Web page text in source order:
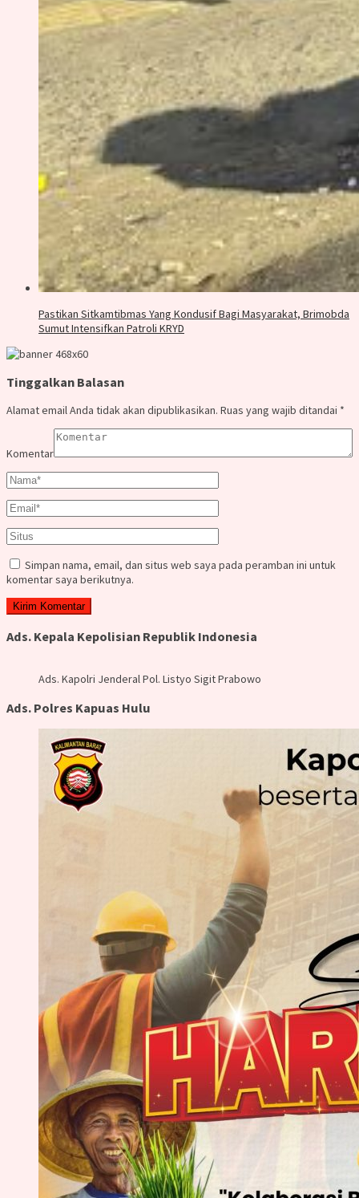
Pastikan Sitkamtibmas Yang Kondusif Bagi Masyarakat, Brimobda
Sumut Intensifkan Patroli KRYD
Tinggalkan Balasan
Alamat email Anda tidak akan dipublikasikan. Ruas yang wajib ditandai *
Komentar
Simpan nama, email, dan situs web saya pada peramban ini untuk
komentar saya berikutnya.
Ads. Kepala Kepolisian Republik Indonesia
Ads. Kapolri Jenderal Pol. Listyo Sigit Prabowo
Ads. Polres Kapuas Hulu